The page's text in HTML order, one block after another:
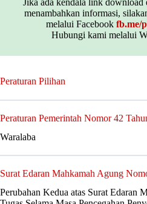
menambahkan informasi,
melalui Facebook fb.me/
Hubungi kami melalui
Peraturan Pilihan
Peraturan Pemerintah Nomor 42
Waralaba
Surat Edaran Mahkamah Agung
Perubahan Kedua atas Surat Edaran